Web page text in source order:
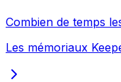
Combien de temps
Les mémoriaux